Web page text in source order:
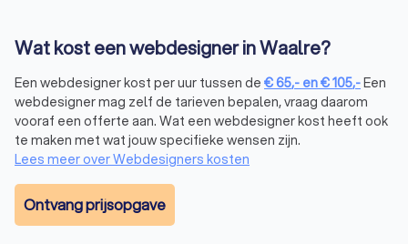
Website laten maken
? Een professionele en
gebruiksvriendelijke website vormt de basis voor jouw online
aanwezigheid. Laat een webdesigner in Waalre een op maat
gemaakte website voor je creëren die de identiteit en
boodschap van jouw bedrijf perfect weergeeft. Een
webdesigner heeft de expertise om aan de hand van
verschillende programma’s, zoals
het meeste uit jouw website te halen. Met oog voor detail en
Wat kost een webdesigner in Waalre?
Een webdesigner kost per uur tussen de €65,- en€105,-Een
webdesigner mag zelf de tarieven bepalen, vraag daarom
vooraf een offerte aan. Wat een webdesigner kost heeft ook
te maken met wat jouw specifieke wensen zijn.
Lees meer over Webdesigners kosten
Ontvang prijsopgave